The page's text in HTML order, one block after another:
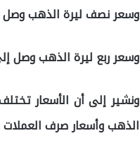
وسعر نصف ليرة الذهب وصل إلى
وسعر ربع ليرة الذهب وصل إلى 781 ليرة
ونشير إلى أن الأسعار
الذهب وأسعار صرف العملات